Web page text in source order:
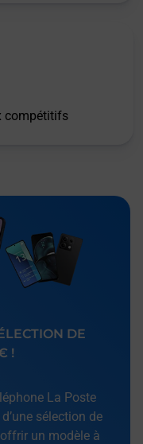
compétitifs
DE
!
La Poste
sélection de
un modèle à